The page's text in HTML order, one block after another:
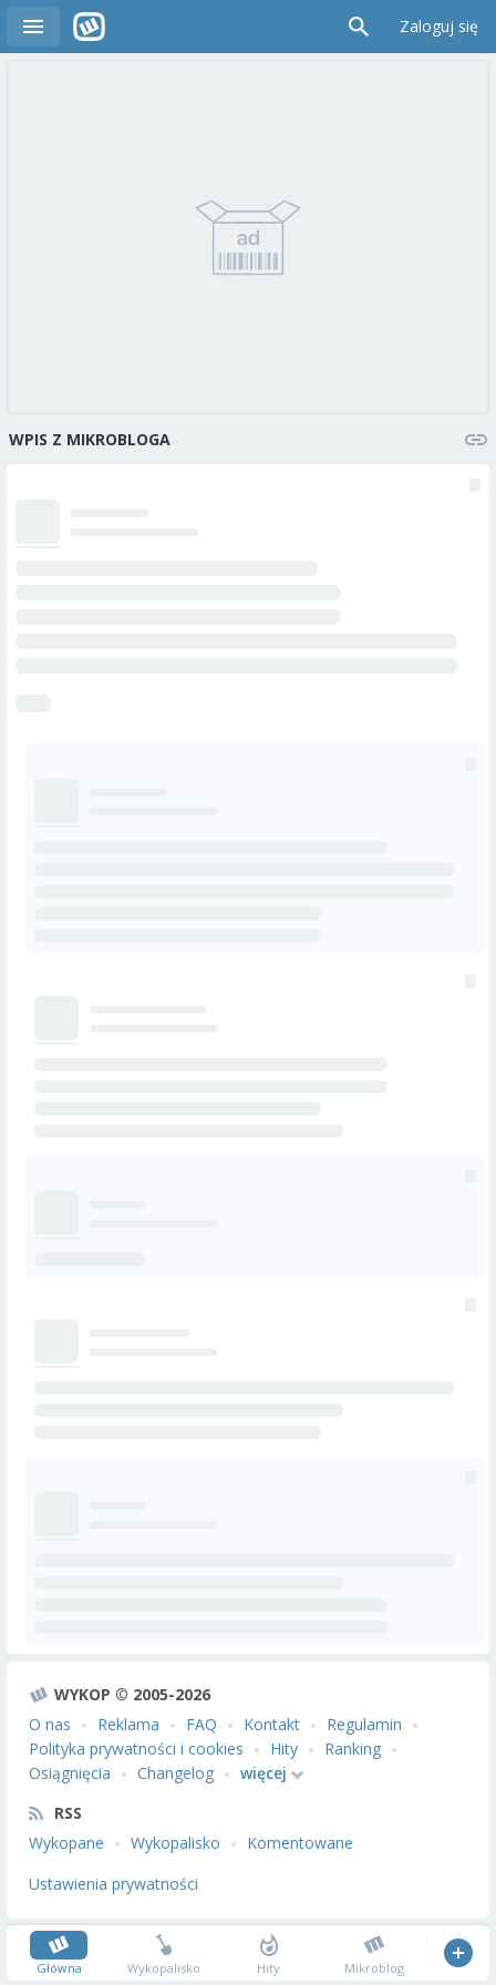
Zaloguj się
WPIS Z MIKROBLOGA
WYKOP © 2005-2026
O nas
Reklama FAQ Kontakt
Regulamin
Polityka prywatności i cookies
Hity
Ranking
Osiągnięcia
Changelog
więcej
RSS
Wykopane
Wykopalisko
Komentowane
Ustawienia prywatności
Główna Wykopalisko Hity Mikroblog